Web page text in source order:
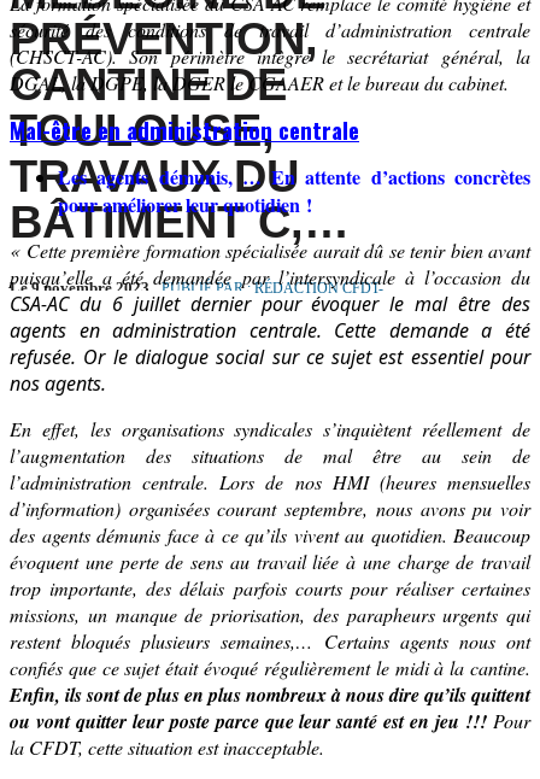
PRÉVENTION,
CANTINE DE
TOULOUSE,
TRAVAUX DU
BÂTIMENT C,…
Le 9 novembre 2023
PUBLIÉ PAR : RÉDACTION CFDT-
AGRICULTURE
sécurité des conditions de travaild’administration centrale
(CHSCT-AC). Son périmètre intègre le secrétariat général, la
DGAL, laDGPE, laDGER leCGAAERet le bureau du cabinet.
Mal-être en administration centrale
Les agents démunis, …En attente d’actions concrètes
pouraméliorer leurquotidien !
« Cette première formation spécialisée aurait dû se tenirbienavant
puisqu’ellea étédemandée par l’intersyndicale à l’occasion du
CSA-AC du 6 juillet dernierpour évoquer le mal être des
agents en administration centrale. Cette demande a été
refusée. Or le dialogue social sur ce sujet est essentiel pour
nos agents.
En effet, les organisations syndicales s’inquiètent réellement de
l’augmentation des situations de mal être au sein de
l’administration centrale. Lors de nos HMI (heures mensuelles
d’information) organisées courant septembre, nous avons pu voir
des agents démunis face à ce qu’ils vivent au quotidien. Beaucoup
évoquent une perte de sens au travail liée à une charge de travail
trop importante, des délais parfois courts pour réaliser certaines
missions, un manque de priorisation, des parapheurs urgents qui
restent bloqués plusieurs semaines,… Certains agents nous ont
confiés que ce sujet était évoqué régulièrement le midi à la cantine.
Enfin, ils sont de plus en plus nombreux à nous dire qu’ils quittent
ou vont quitter leur poste parce que leur santé est en jeu !!! Pour
la CFDT, cette situation est inacceptable.